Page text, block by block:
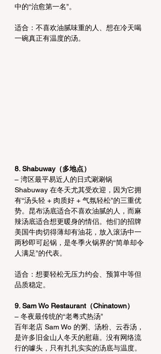
中的“治愈第一名”。
适合：不喜欢油腻味重的人、想在冷天喝
一碗真正有温度的汤。
8. Shabuway（多地点）
– 湾区最平易近人的日式涮涮锅
Shabuway 在冬天尤其受欢迎，因为它拥
有“汤头轻 + 肉质好 + 气氛轻松”的三重优
势。昆布汤底适合不喜欢油腻的人，而麻
辣汤底适合想更暖身的情侣。他们的招牌
美国牛肉切得薄却有油花，放入滚汤中一
两秒即可起锅，是冬季火锅界的“简单却令
人满足”的代表。
适合：想要轻松无压力约会、预算中等但
品质稳定。
9. Sam Wo Restaurant（Chinatown）
– 冬夜最传统的“老粤式热汤”
百年老店 Sam Wo 的粥、汤粉、云吞汤，
是许多旧金山人冬天的慰藉。没有网络流
行的噱头，只有扎扎实实的汤底与温度。